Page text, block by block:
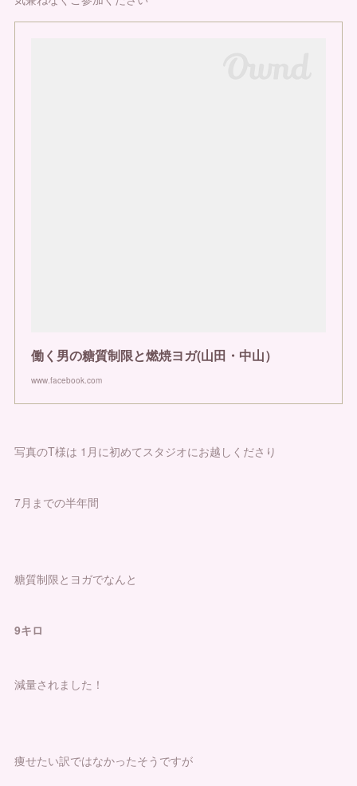
働く男の糖質制限と燃焼ヨガ(山田・中山）
www.facebook.com
写真のT様は 1月に初めてスタジオにお越しくださり
7月までの半年間
糖質制限とヨガでなんと
9キロ
減量されました！
痩せたい訳ではなかったそうですが